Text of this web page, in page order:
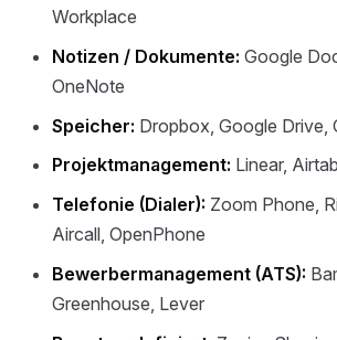
Workplace
Notizen / Dokumente: Google
OneNote
Speicher: Dropbox, Google Drive,
Projektmanagement: Linear,
Telefonie (Dialer): Zoom Phone,
Aircall, OpenPhone
Bewerbermanagement (ATS):
Greenhouse, Lever